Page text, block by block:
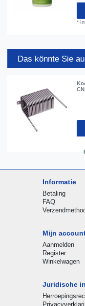
*
Das könnte Sie
Informatie
Betaling
FAQ
Mijn
Aanmelden
Register
Winkelwagen
Juridische